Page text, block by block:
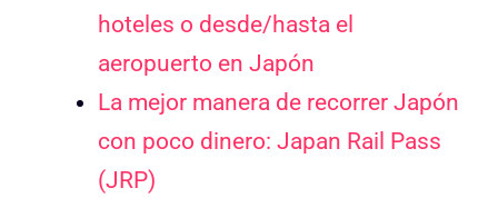
hoteles o desde/hasta el
aeropuerto en Japón
La mejor manera de recorrer Japón
con poco dinero: Japan Rail Pass
(JRP)